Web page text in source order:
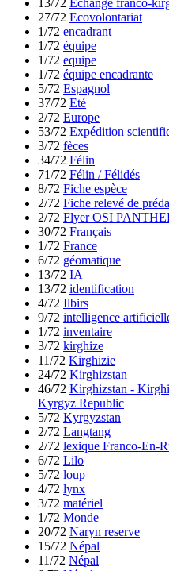
13/72 Échange franco-
27/72 Ecovolontariat
1/72 encadrant
1/72 équipe
1/72 equipe
1/72 équipe encadrante
5/72 Espagnol
37/72 Eté
2/72 Europe
53/72 Expédition
3/72 fèces
34/72 Félin
71/72 Félin / Félidés
8/72 Fiche espèce
2/72 Fiche relevé de
2/72 Flyer OSI
30/72 Français
1/72 France
6/72 géomatique
13/72 IA
13/72 identification
4/72 Ilbirs
9/72 intelligence
1/72 inventaire
3/72 kirghize
11/72 Kirghizie
24/72 Kirghizstan
46/72 Kirghizstan -
Kyrgyz Republic
5/72 Kyrgyzstan
2/72 Langtang
2/72 lexique Franco-En-
6/72 Lilo
5/72 loup
4/72 lynx
3/72 matériel
1/72 Monde
20/72 Naryn reserve
15/72 Népal
11/72 Népal